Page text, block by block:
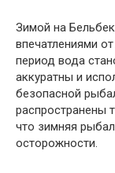
Зимой на
впечатлениями
период вода
аккуратны и
безопасной
распространены
что зимняя
осторожности.